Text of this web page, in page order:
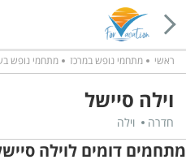
ראשי מתחמי נופש במרכז מתחמי נופש
וילה סיישל
חדרה וילה
מתחמים דומים לוילה